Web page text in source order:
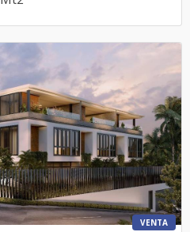
VENTA